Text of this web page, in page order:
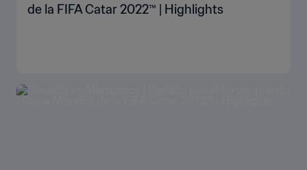
de la FIFA Catar 2022™ | Highlights